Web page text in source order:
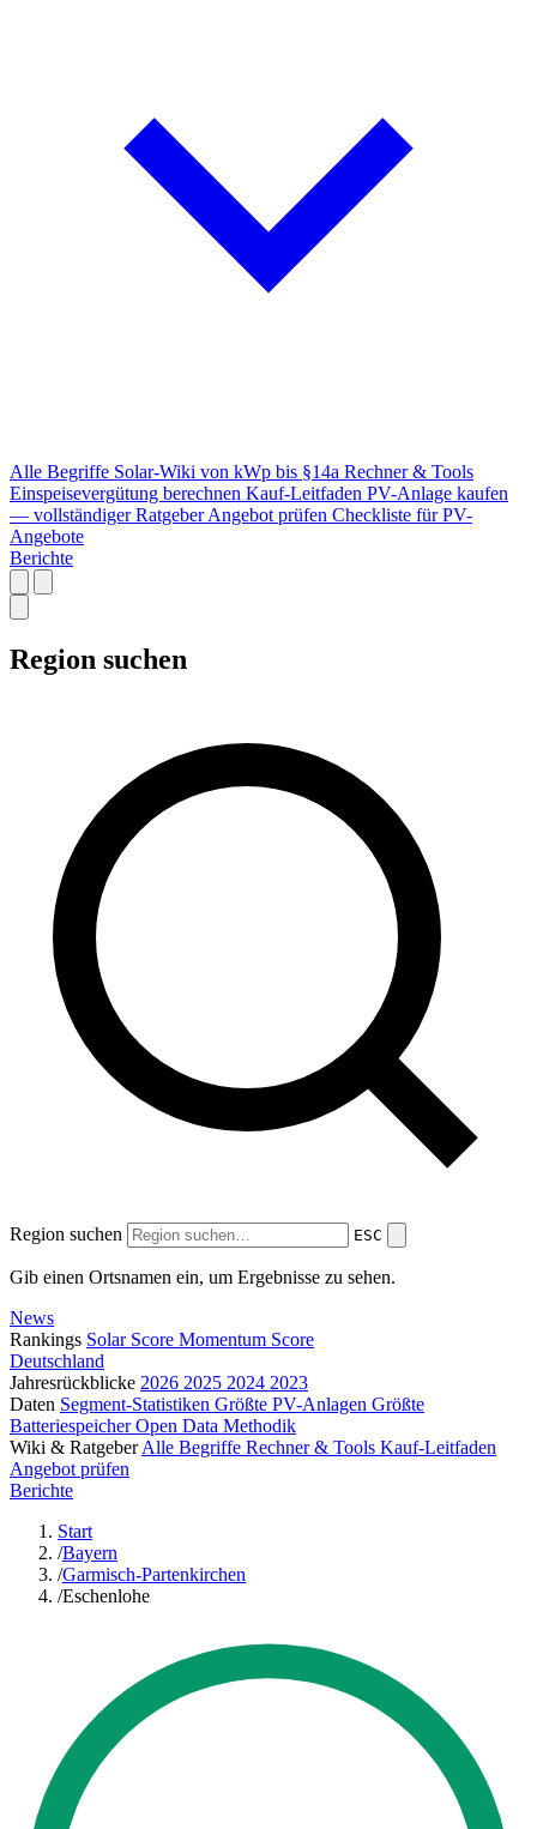
Alle Begriffe Solar-Wiki von kWp bis §14a Rechner & Tools
Einspeisevergütung berechnen Kauf-Leitfaden PV-Anlage kaufen
— vollständiger Ratgeber Angebot prüfen Checkliste für PV-
Angebote
Berichte
Region suchen
Region suchen ESC
Gib einen Ortsnamen ein, um Ergebnisse zu sehen.
News
Rankings Solar Score Momentum Score
Deutschland
Jahresrückblicke 2026 2025 2024 2023
Daten Segment-Statistiken Größte PV-Anlagen Größte
BatteriespeicherOpen Data Methodik
Wiki & Ratgeber Alle Begriffe Rechner & Tools Kauf-Leitfaden
Angebot prüfen
Berichte
Start
/Bayern
/Garmisch-Partenkirchen
/Eschenlohe